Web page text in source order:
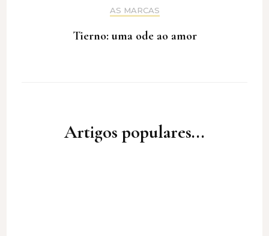
AS MARCAS
Tierno: uma ode ao amor
Artigos populares...